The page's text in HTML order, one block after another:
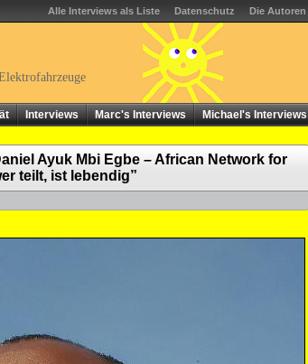
Alle Interviews als Liste Datenschutz Die Autoren
Interviews Marc's Interviews Michael's Interviews
Ayuk Mbi Egbe – African Network for
teilt, ist lebendig”